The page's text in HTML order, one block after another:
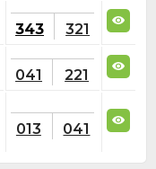
343 321
041 221
013 041